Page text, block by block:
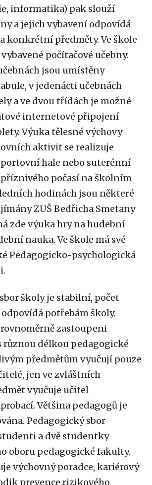
informatika) pak slouží
a jejich vybavení odpovídá
konkrétní předměty. Ve škole
počítačové učebny.
jsou umístěny
v jedenácti učebnách
a ve dvou třídách je možné
internetové připojení
Výuka tělesné výchovy
aktivit se realizuje
hale nebo suterénní
příznivého počasí na školním
hodinách jsou některé
ZUŠ Bedřicha Smetany
zde výuka hry na hudební
nauka. Ve škole má své
Pedagogicko-psychologická
školy je stabilní, počet
potřebám školy.
rovnoměrně zastoupeni
různou délkou pedagogické
předmětům vyučují pouze
jen ve zvláštních
vyučuje učitel
Většina pedagogů je
Pedagogický sbor
a dvě studentky
oboru pedagogické fakulty.
výchovný poradce, kariérový
prevence rizikového